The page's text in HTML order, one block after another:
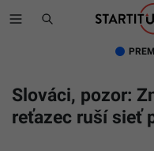
Slováci, pozor:
reťazec ruší sieť